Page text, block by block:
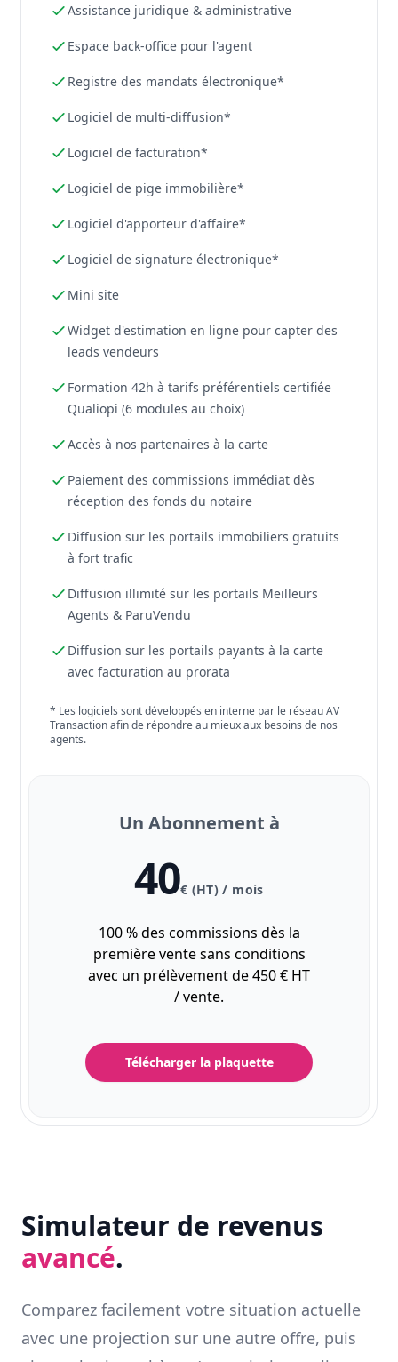
Assistance juridique & administrative
Espace back-office pour l'agent
Registre des mandats électronique*
Logiciel de multi-diffusion*
Logiciel de facturation*
Logiciel de pige immobilière*
Logiciel d'apporteur d'affaire*
Logiciel de signature électronique*
Mini site
Widget d'estimation en ligne pour capter des
leads vendeurs
Formation 42h à tarifs préférentiels certifiée
Qualiopi (6 modules au choix)
Accès à nos partenaires à la carte
Paiement des commissions immédiat dès
réception des fonds du notaire
Diffusion sur les portails immobiliers gratuits
à fort trafic
Diffusion illimité sur les portails Meilleurs
Agents & ParuVendu
Diffusion sur les portails payants à la carte
avec facturation au prorata
* Les logiciels sont développés en interne par le réseau AV
Transaction afin de répondre au mieux aux besoins de nos
agents.
Un Abonnement à
40€ (HT) / mois
100 % des commissions dès la
première vente sans conditions
avec un prélèvement de 450 € HT
/ vente.
Télécharger la plaquette
Simulateur de revenus
avancé.
Comparez facilement votre situation actuelle
avec une projection sur une autre offre, puis